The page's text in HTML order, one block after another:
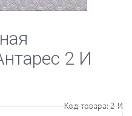
2 И
Код товара: 2 И